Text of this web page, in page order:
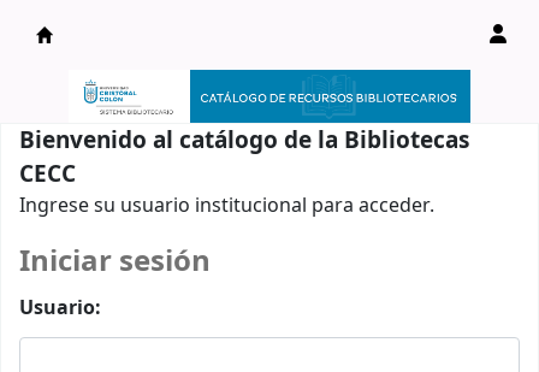
Catálogo en línea
Bienvenido al catálogo de la Bibliotecas
CECC
Ingrese su usuario institucional para acceder.
Iniciar sesión
Usuario: